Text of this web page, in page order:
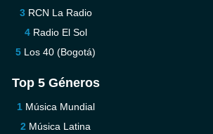
RCN La Radio
Radio El Sol
Los 40 (Bogotá)
Top 5 Géneros
Música Mundial
Música Latina